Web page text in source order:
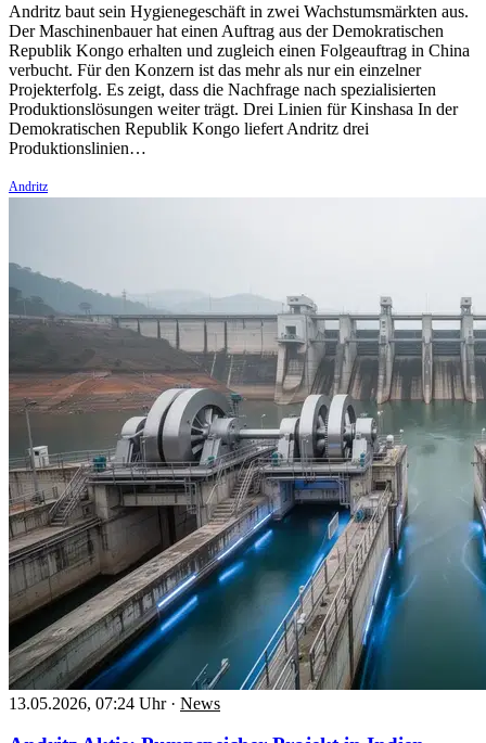
Andritz baut sein Hygienegeschäft in zwei Wachstumsmärkten aus.
Der Maschinenbauer hat einen Auftrag aus der Demokratischen
Republik Kongo erhalten und zugleich einen Folgeauftrag in China
verbucht. Für den Konzern ist das mehr als nur ein einzelner
Projekterfolg. Es zeigt, dass die Nachfrage nach spezialisierten
Produktionslösungen weiter trägt. Drei Linien für Kinshasa In der
Demokratischen Republik Kongo liefert Andritz drei
Produktionslinien…
Andritz
13.05.2026, 07:24 Uhr · News